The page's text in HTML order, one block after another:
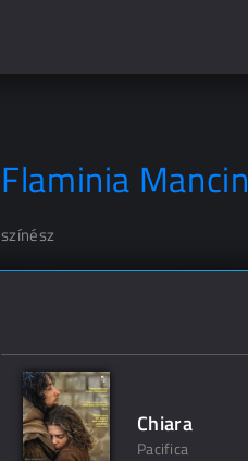
Flaminia Mancin
színész
Chiara
Pacifica